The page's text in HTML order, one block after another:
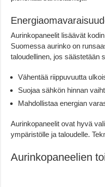
Aurinkopaneelit lisäävät
Suomessa aurinko on
taloudellinen, jos säästetään
Vähentää riippuvuutta
Suojaa sähkön hinnan
Mahdollistaa energian
Aurinkopaneelit ovat hyvä
ympäristölle ja taloudelle.
Aurinkopaneelien